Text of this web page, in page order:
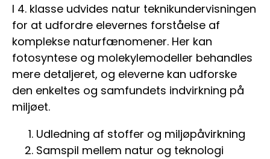
I 4. klasse udvides natur teknikundervisningen
for at udfordre elevernes forståelse af
komplekse naturfænomener. Her kan
fotosyntese og molekylemodeller behandles
mere detaljeret, og eleverne kan udforske
den enkeltes og samfundets indvirkning på
miljøet.
Udledning af stoffer og miljøpåvirkning
Samspil mellem natur og teknologi